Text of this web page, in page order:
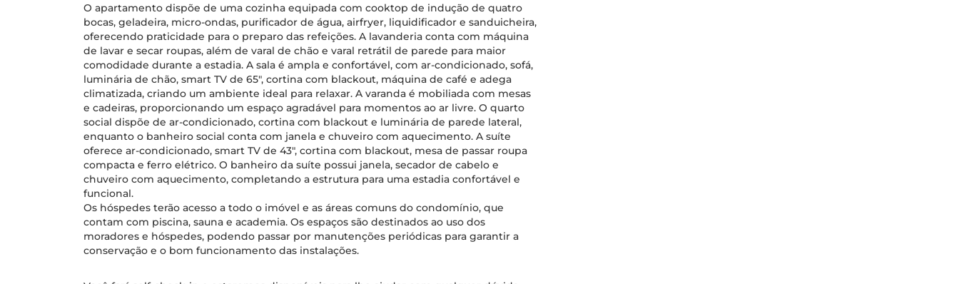
O apartamento dispõe de uma cozinha equipada com cooktop de indução de quatro
bocas, geladeira, micro-ondas, purificador de água, airfryer, liquidificador e sanduicheira,
oferecendo praticidade para o preparo das refeições. A lavanderia conta com máquina
de lavar e secar roupas, além de varal de chão e varal retrátil de parede para maior
comodidade durante a estadia. A sala é ampla e confortável, com ar-condicionado, sofá,
luminária de chão, smart TV de 65", cortina com blackout, máquina de café e adega
climatizada, criando um ambiente ideal para relaxar. A varanda é mobiliada com mesas
e cadeiras, proporcionando um espaço agradável para momentos ao ar livre. O quarto
social dispõe de ar-condicionado, cortina com blackout e luminária de parede lateral,
enquanto o banheiro social conta com janela e chuveiro com aquecimento. A suíte
oferece ar-condicionado, smart TV de 43", cortina com blackout, mesa de passar roupa
compacta e ferro elétrico. O banheiro da suíte possui janela, secador de cabelo e
chuveiro com aquecimento, completando a estrutura para uma estadia confortável e
funcional.
Os hóspedes terão acesso a todo o imóvel e as áreas comuns do condomínio, que
contam com piscina, sauna e academia. Os espaços são destinados ao uso dos
moradores e hóspedes, podendo passar por manutenções periódicas para garantir a
conservação e o bom funcionamento das instalações.